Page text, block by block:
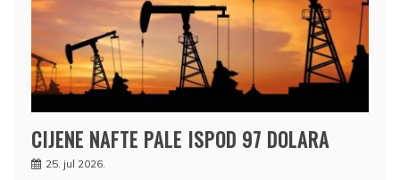
CIJENE NAFTE PALE ISPOD 97 DOLARA
25. jul 2026.